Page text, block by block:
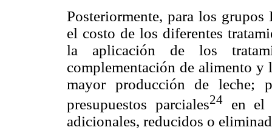
Posteriormente, para los
el costo de los diferentes
la aplicación de los
complementación de alimento y
mayor producción de
presupuestos parciales24en el
adicionales, reducidos o